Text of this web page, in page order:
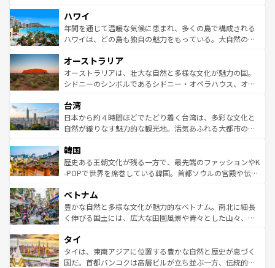
ば市内交通費無料で観光を楽しむこともできる。 なお、新
着のスイス情報はコンテンツ一覧 を参照してほしい。
のような巨大都市は、観光、ショッピング、エンターテイ
ンメントが詰まった刺激的なスポットだ。一方、アメリカ
西部には大自然が広がり、グランドキャニオンやイエロー
部のニューオーリンズでは、音楽と美食が融合した独特の
文化が魅力。旅行者はアメリカの各地域で異なる魅力を楽
しみながら、その多様性と豊かな歴史を感じることができ
ならではの贅沢な旅のスタイルだ。 なお、新着のアメリカ
情報はコンテンツ一覧を参照してほしい。
ハワイ
年間を通じて温暖な気候に恵まれ、多くの島で構成される
ハワイは、どの島も独自の魅力をもっている。大自然の神
ワイ島は見逃せない。また、定番の観光地といえばオアフ
島だが、静かな自然を求めるならマウイ島やカウアイ島が
おすすめ。エメラルドグリーンに輝く海をはじめ、豊かな
れるおもてなしの心で訪れる人々を迎えてくれるハワイの
人々、おいしいローカルフードやハワイアンミュージッ
ク、伝統的なフラダンスなど、すべてがハワイの魅力を彩
ワイを、存分に味わってほしい。 なお、新着のハワイ情報
はコンテンツ一覧を参照してほしい。
オーストラリア
オーストラリアは、壮大な自然と多様な文化が魅力の国。
シドニーのシンボルであるシドニー・オペラハウス、オー
リアリーフや大陸中央部にそびえるウルル（エアーズロッ
ク）、タスマニアの美しい原生林やケアンズの熱帯雨林な
ど、見どころがたくさん。また、カフェやワイン、オージ
いる。アクティビティも充実しており、サーフィンやダイ
ビング、ハイキングなど、アウトドア好きにはたまらな
い。オーストラリアの多彩な魅力を存分に味わいつくそ
参照してほしい。
台湾
日本から約４時間ほどでたどり着く台湾は、多彩な文化と
自然が織りなす魅力的な観光地。活気あふれる大都市の台
ン）、静ひつな山岳地帯である台湾東部など、都市の喧騒
と山間の静けさが共存しており、訪れる人に新しい発見と
驚きをもたらしてくれる。また、奥深い台湾の食文化も魅
容にもいいと評判のスイーツなど、バラエティ豊かな料理
が味わえる。 なお、新着の台湾情報は コンテンツ一覧を参
照してほしい。
韓国
歴史ある王朝文化が残る一方で、最先端のファッションやK
-POPで世界を席巻している韓国。首都ソウルの宮殿や伝統
き、地方に足を延ばせば四季折々の自然美を楽しむことが
できる。そして、キムチや焼肉、絶品のストリートフード
まで、さまざまな韓国料理が待っている。夜には、韓国な
リティに包まれながら、韓国の多彩な魅力を心ゆくまで味
わってみてほしい。 なお、新着の韓国情報はコンテンツ一
覧を参照してほしい。
ベトナム
豊かな自然と多様な文化が魅力的なベトナム。南北に細長
く伸びる国土には、広大な田園風景や青々とした山々、世
急速な発展と共に伝統が息づく。ハノイの古い町並みやホ
ーチミン市のフランス統治時代の建物も、独特の雰囲気を
醸し出している。また、バラエティの豊かさとおいしさで
タイ
タイは、東南アジアに位置する豊かな自然と歴史が息づく
国だ。首都バンコクは高層ビルが立ち並ぶ一方、伝統的な